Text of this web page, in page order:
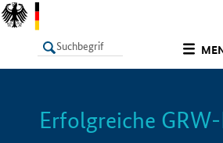
LISTE
Erfolgreiche